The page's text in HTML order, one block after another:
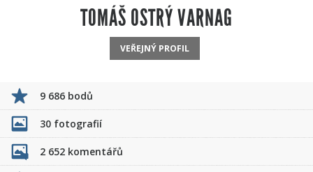
Měli jste účet na starém webu?
TOMÁŠ OSTRÝ VARNAG
VEŘEJNÝ PROFIL
9 686 bodů
30 fotografií
2 652 komentářů